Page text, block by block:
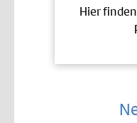
Hier